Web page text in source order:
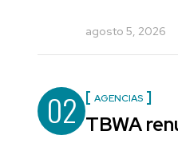
agosto 5, 2026
02 AGENCIAS
TBWA